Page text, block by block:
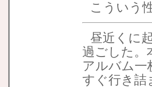
こういう
昼近くに
過ごした。
アルバム一
すぐ行き詰